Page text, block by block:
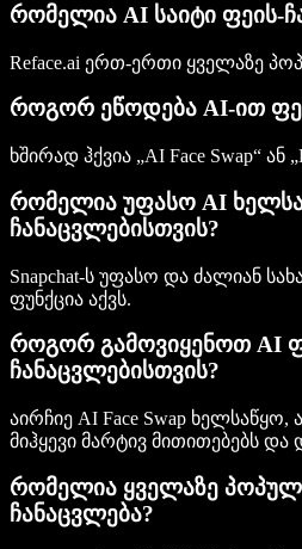
რომელია AI საიტი ფეის-
Reface.ai ერთ-ერთი ყველაზე
როგორ ეწოდება AI-ით
ხშირად ჰქვია „AI Face Swap“ ან
რომელია უფასო AI
ჩანაცვლებისთვის?
Snapchat-ს უფასო და ძალიან
ფუნქცია აქვს.
როგორ გამოვიყენოთ AI
ჩანაცვლებისთვის?
აირჩიე AI Face Swap
მიჰყევი მარტივ მითითებებს და
რომელია ყველაზე
ჩანაცვლება?